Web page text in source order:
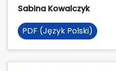
Sabina Kowalczyk
PDF (Język Polski)